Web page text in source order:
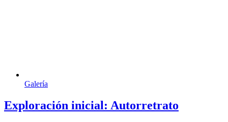
Galería
Exploración inicial: Autorretrato